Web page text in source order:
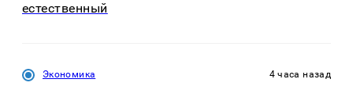
естественный
Экономика 4 часа назад